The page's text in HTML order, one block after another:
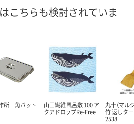
数量
こちらも検討されていま
所 角バット
山田繊維 風呂敷 100 ア
クアドロップRe-Free
丸十（マル
竹 返しタ
2538